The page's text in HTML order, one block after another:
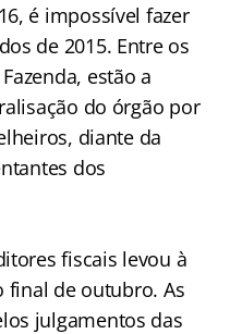
é impossível fazer
de 2015. Entre os
estão a
do órgão por
diante da
dos
fiscais levou à
final de outubro. As
julgamentos das